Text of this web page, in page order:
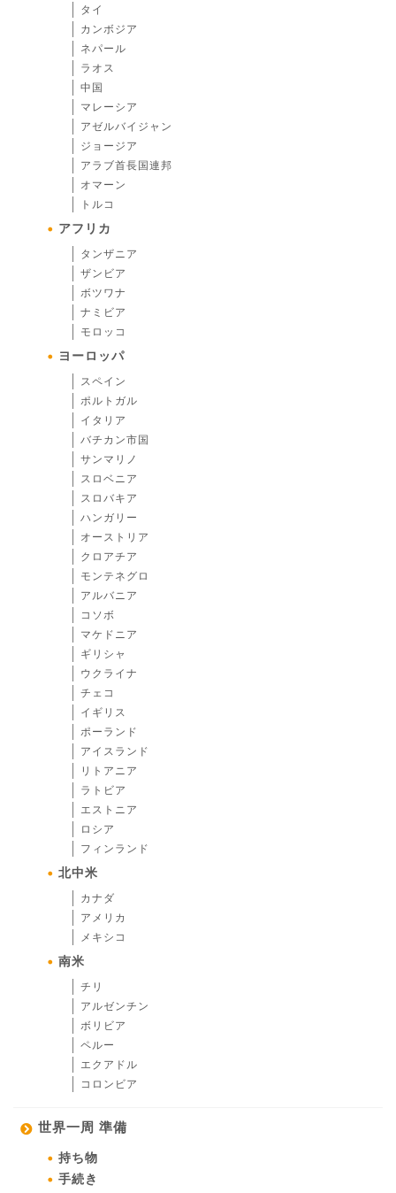
タイ
カンボジア
ネパール
ラオス
中国
マレーシア
アゼルバイジャン
ジョージア
アラブ首長国連邦
オマーン
トルコ
アフリカ
タンザニア
ザンビア
ボツワナ
ナミビア
モロッコ
ヨーロッパ
スペイン
ポルトガル
イタリア
バチカン市国
サンマリノ
スロベニア
スロバキア
ハンガリー
オーストリア
クロアチア
モンテネグロ
アルバニア
コソボ
マケドニア
ギリシャ
ウクライナ
チェコ
イギリス
ポーランド
アイスランド
リトアニア
ラトビア
エストニア
ロシア
フィンランド
北中米
カナダ
アメリカ
メキシコ
南米
チリ
アルゼンチン
ボリビア
ペルー
エクアドル
コロンビア
世界一周 準備
持ち物
手続き